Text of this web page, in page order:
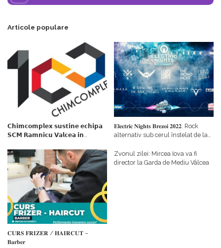
Articole populare
𝗖𝗵𝗶𝗺𝗰𝗼𝗺𝗽𝗹𝗲𝘅 𝘀𝘂𝘀𝘁𝗶𝗻𝗲 𝗲𝗰𝗵𝗶𝗽𝗮
𝗦𝗖𝗠 𝗥𝗮𝗺𝗻𝗶𝗰𝘂 𝗩𝗮𝗹𝗰𝗲𝗮 𝗶𝗻
𝗳𝗶𝗻𝗮𝗻𝘁𝗮𝘁𝗼𝗿
𝐄𝐥𝐞𝐜𝐭𝐫𝐢𝐜 𝐍𝐢𝐠𝐡𝐭𝐬 𝐁𝐫𝐞𝐳𝐨𝐢 𝟐𝟎𝟐𝟐. Rock
alternativ sub cerul înstelat de la
𝐂𝐔𝐑𝐒 𝐅𝐑𝐈𝐙𝐄𝐑 / 𝐇𝐀𝐈𝐑𝐂𝐔𝐓 –
𝐁𝐚𝐫𝐛𝐞𝐫
Zvonul zilei: Mircea Iova va fi
director la Garda de Mediu Vâlcea